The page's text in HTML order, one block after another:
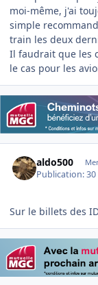
moi-même, j'ai
simple
train les deux
Il faudrait que les
le cas pour les
aldo500
Publication:30
Sur le billets des